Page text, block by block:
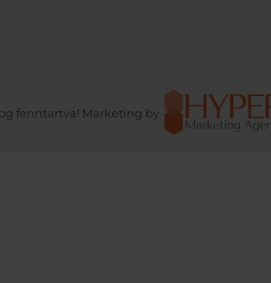
fenntartva! Marketing by